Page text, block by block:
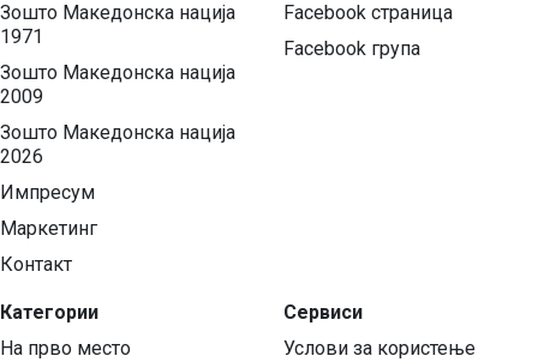
Зошто Македонска нација
1971
Зошто Македонска нација
2009
Зошто Македонска нација
2026
Импресум
Маркетинг
Контакт
Категории
На прво место
Facebook страница
Facebook група
Сервиси
Услови за користење